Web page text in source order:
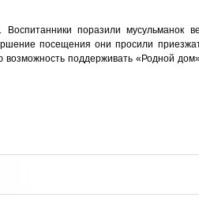
поразили мусульманок
посещения они просили
поддерживать «Родной